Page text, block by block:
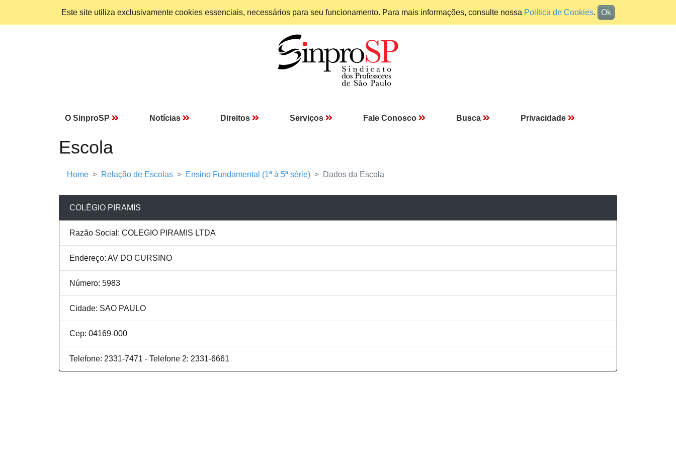
Este site utiliza exclusivamente cookies essenciais, necessários para seu funcionamento. Para mais informações, consulte nossa Política de Cookies. Ok
O SinproSP Notícias Direitos Serviços Fale Conosco Busca Privacidade
Escola
Home Relação de Escolas Ensino Fundamental (1ª à 5ª série) Dados da Escola
COLÉGIO PIRAMIS
Razão Social: COLEGIO PIRAMIS LTDA
Endereço: AV DO CURSINO
Número: 5983
Cidade: SAO PAULO
Cep: 04169-000
Telefone: 2331-7471 - Telefone 2: 2331-6661